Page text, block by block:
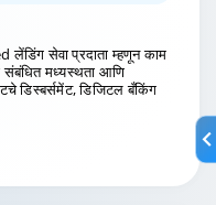
सेवा प्रदाता म्हणून काम
संबंधित मध्यस्थता आणि
डिस्बर्समेंट, डिजिटल बँकिंग